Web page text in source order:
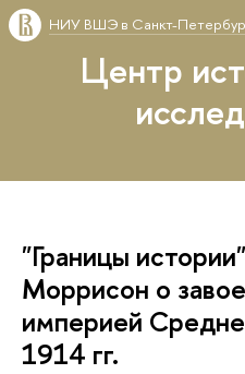
НИУ ВШЭ в Санкт-
Центр
"Границы
Моррисон о
империей
1914 гг.